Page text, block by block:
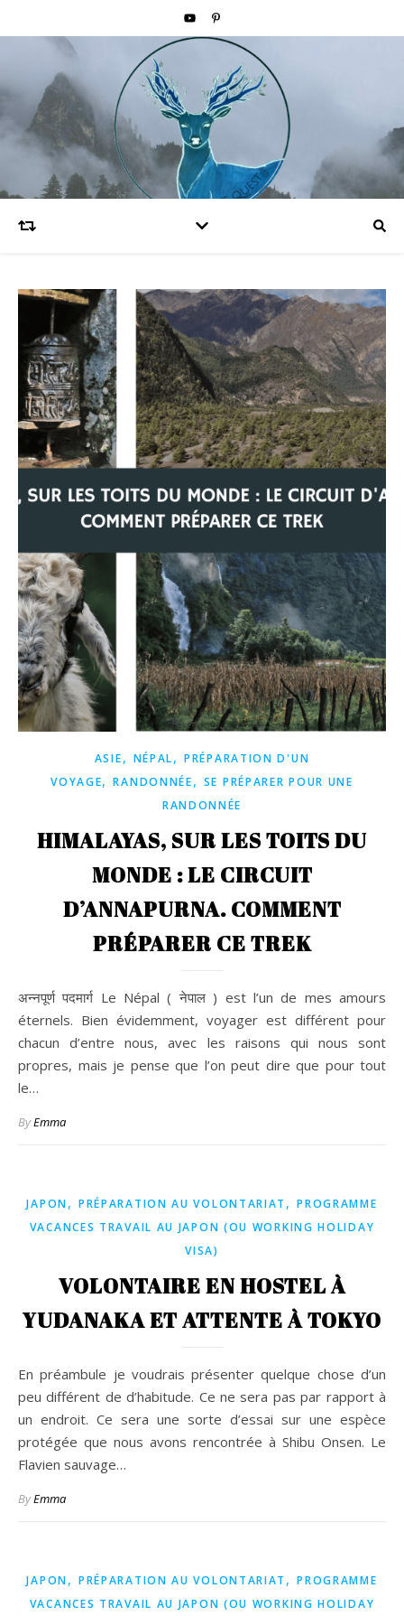
ASIE, NÉPAL,PRÉPARATION D'UN
VOYAGE,RANDONNÉE, SE PRÉPARER POUR UNE
RANDONNÉE
HIMALAYAS, SUR LES TOITS DU
MONDE : LE CIRCUIT
D’ANNAPURNA. COMMENT
PRÉPARER CE TREK
अन्नपूर्ण पदमार्ग Le Népal ( नेपाल ) est l’un de mes amours
éternels. Bien évidemment, voyager est différent pour
chacun d’entre nous, avec les raisons qui nous sont
propres, mais je pense que l’on peut dire que pour tout
le…
ByEmma
JAPON, PRÉPARATION AU VOLONTARIAT ,PROGRAMME
VACANCES TRAVAIL AU JAPON (OU WORKING HOLIDAY
VISA)
VOLONTAIRE EN HOSTEL À
YUDANAKA ET ATTENTE À TOKYO
En préambule je voudrais présenter quelque chose d’un
peu différent de d’habitude. Ce ne sera pas par rapport à
un endroit. Ce sera une sorte d’essai sur une espèce
protégée que nous avons rencontrée à Shibu Onsen. Le
Flavien sauvage…
ByEmma
JAPON, PRÉPARATION AU VOLONTARIAT ,PROGRAMME
VACANCES TRAVAIL AU JAPON (OU WORKING HOLIDAY